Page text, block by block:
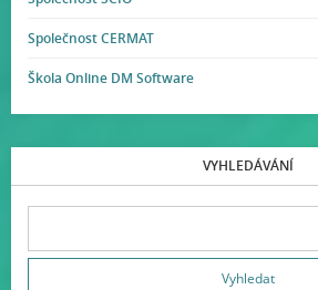
Společnost CERMAT
Škola Online DM Software
VYHLEDÁVÁNÍ